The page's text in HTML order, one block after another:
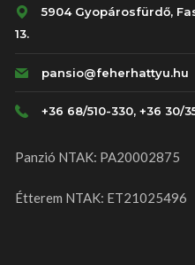
5904 Gyopárosfürdő,
13.
pansio@feherhattyu.hu
+36 68/510-330, +36 30/
Panzió NTAK: PA20002875
Étterem NTAK: ET21025496